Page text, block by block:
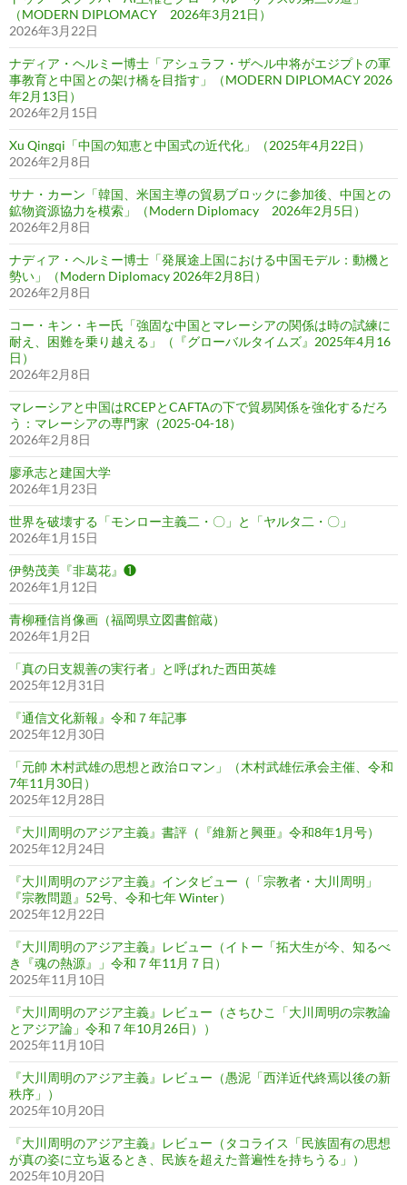
（MODERN DIPLOMACY 2026年3月21日）
2026年3月22日
ナディア・ヘルミー博士「アシュラフ・ザヘル中将がエジプトの軍
事教育と中国との架け橋を目指す」（MODERN DIPLOMACY 2026
年2月13日）
2026年2月15日
Xu Qingqi「中国の知恵と中国式の近代化」（2025年4月22日）
2026年2月8日
サナ・カーン「韓国、米国主導の貿易ブロックに参加後、中国との
鉱物資源協力を模索」（Modern Diplomacy 2026年2月5日）
2026年2月8日
ナディア・ヘルミー博士「発展途上国における中国モデル：動機と
勢い」（Modern Diplomacy 2026年2月8日）
2026年2月8日
コー・キン・キー氏「強固な中国とマレーシアの関係は時の試練に
耐え、困難を乗り越える」（『グローバルタイムズ』2025年4月16
日）
2026年2月8日
マレーシアと中国はRCEPとCAFTAの下で貿易関係を強化するだろ
う：マレーシアの専門家（2025-04-18）
2026年2月8日
廖承志と建国大学
2026年1月23日
世界を破壊する「モンロー主義二・〇」と「ヤルタ二・〇」
2026年1月15日
伊勢茂美『非葛花』❶
2026年1月12日
青柳種信肖像画（福岡県立図書館蔵）
2026年1月2日
「真の日支親善の実行者」と呼ばれた西田英雄
2025年12月31日
『通信文化新報』令和７年記事
2025年12月30日
「元帥 木村武雄の思想と政治ロマン」（木村武雄伝承会主催、令和
7年11月30日）
2025年12月28日
『大川周明のアジア主義』書評（『維新と興亜』令和8年1月号）
2025年12月24日
『大川周明のアジア主義』インタビュー（「宗教者・大川周明」
『宗教問題』52号、令和七年 Winter）
2025年12月22日
『大川周明のアジア主義』レビュー（イトー「拓大生が今、知るべ
き『魂の熱源』」令和７年11月７日）
2025年11月10日
『大川周明のアジア主義』レビュー（さちひこ「大川周明の宗教論
とアジア論」令和７年10月26日））
2025年11月10日
『大川周明のアジア主義』レビュー（愚泥「西洋近代終焉以後の新
秩序」）
2025年10月20日
『大川周明のアジア主義』レビュー（タコライス「民族固有の思想
が真の姿に立ち返るとき、民族を超えた普遍性を持ちうる」）
2025年10月20日